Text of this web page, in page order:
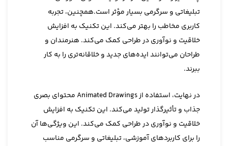
تبلیغاتی و سرگرمی بسیار مؤثر است.همچنین، تجربه
کاربری مخاطب را بهتر می‌کند. این تکنیک به افزایش
خلاقیت و نوآوری در طراحی کمک می‌کند. هنرمندان و
طراحان می‌توانند ایده‌های جدید و خلاقانه‌تری را به کار
ببرند.
در نهایت، استفاده از Animated Drawings محتوای بصری
جذاب و تأثیرگذار تولید می‌کند. این تکنیک به افزایش
خلاقیت و نوآوری در طراحی کمک می‌کند. این ویژگی‌ها آن
را برای کاربردهای آموزشی، تبلیغاتی و سرگرمی مناسب